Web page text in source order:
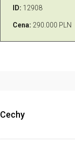
ID: 12908
Cena: 290.000 PLN
Cechy